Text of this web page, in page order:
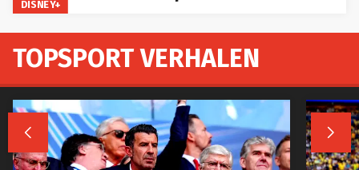
TOPSPORT VERHALEN
 